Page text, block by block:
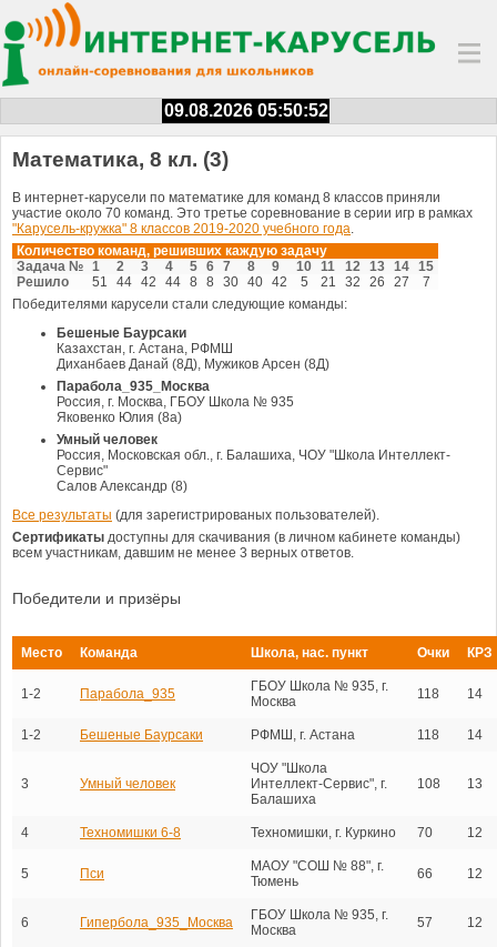
09.08.2026 05:50:52
Математика, 8 кл. (3)
В интернет-карусели по математике для команд 8 классов приняли
участие около 70 команд. Это третье соревнование в серии игр в рамках
"Карусель-кружка" 8 классов 2019-2020 учебного года
Количество команд, решивших каждую задачу
Задача №
1 2 3 4 5 6 7 8 9 10 11 12 13 14
15
Решило
51 44 42 44 8 8 30 40 42 5 21 32 26 27
7
Победителями карусели стали следующие команды:
Бешеные Баурсаки
Казахстан, г. Астана, РФМШ
Диханбаев Данай (8Д), Мужиков Арсен (8Д)
Парабола_935_Москва
Россия, г. Москва, ГБОУ Школа № 935
Яковенко Юлия (8а)
Умный человек
Россия, Московская обл., г. Балашиха, ЧОУ "Школа Интеллект-
Сервис"
Салов Александр (8)
Все результаты (для зарегистрированых пользователей).
Сертификаты доступны для скачивания (в личном кабинете команды)
всем участникам, давшим не менее 3 верных ответов.
Победители и призёры
Место Команда Школа, нас. пункт Очки КРЗ
1-2 Парабола_935
ГБОУ Школа № 935, г.
Москва
118 14
1-2 Бешеные Баурсаки РФМШ, г. Астана 118 14
3 Умный человек
ЧОУ "Школа
Интеллект-Сервис", г.
Балашиха
108 13
4 Техномишки 6-8 Техномишки, г. Куркино 70 12
5 Пси
МАОУ "СОШ № 88", г.
Тюмень
66 12
6 Гипербола_935_Москва
ГБОУ Школа № 935, г.
Москва
57 12